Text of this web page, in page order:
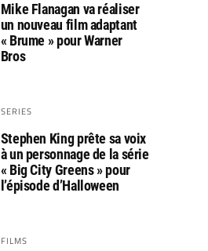
Mike Flanagan va réaliser
un nouveau film adaptant
« Brume » pour Warner
Bros
SERIES
Stephen King prête sa voix
à un personnage de la série
« Big City Greens » pour
l’épisode d’Halloween
FILMS